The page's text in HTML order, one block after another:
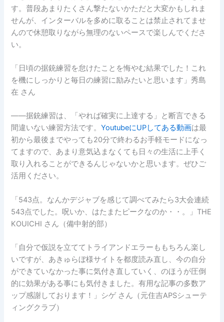
す。普段あまりたくさん撃たないかただと大変かもしれま
せんが、インターバルを多めに取ることは禁止されてませ
んので休憩取りながら無理のないペースで楽しんでくださ
い。
「日頃の据銃練習を怠けたことを悔やむ結果でした！これ
を機にしっかりと毎日の練習に励みたいと思います」秀島
在 さん
――据銃練習は、「やれば確実に上達する」と断言できる
間違いない練習方法です。YoutubeにUPしてある動画は最
初から最後までやっても20分で終わるお手軽モードになっ
てますので、あまり意気込まなくても日々の生活に上手く
取り入れることができるんじゃないかと思います。ぜひご
活用ください。
「543点。なんかデジャブを感じて調べてみたら3大会連続
543点でした。呪いか、はたまたピークなのか・・。」THE
KOUICHI さん（備中射的部）
「自分で仮説を立ててトライアンドエラーももちろん楽し
いですが、あきゅらぼ様サイトを都度読み直し、今の自分
ができていなかった事に気付き直していく、のほうが圧倒
的に効果がある事にも気付きました。有用な記事の多数ア
ップ感謝しております！」シゲ さん（元住吉APSシューテ
ィングクラブ）